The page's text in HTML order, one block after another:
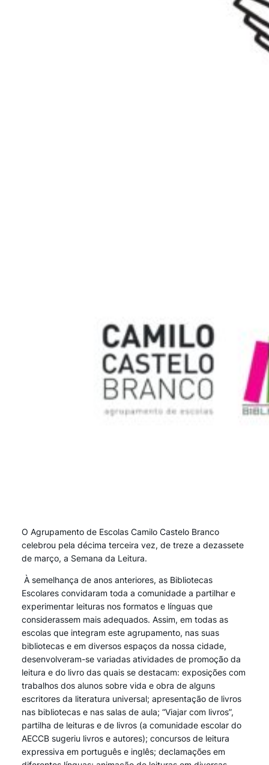
O Agrupamento de Escolas Camilo Castelo Branco
celebrou pela décima terceira vez, de treze a dezassete
de março, a Semana da Leitura.
À semelhança de anos anteriores, as Bibliotecas
Escolares convidaram toda a comunidade a partilhar e
experimentar leituras nos formatos e línguas que
considerassem mais adequados. Assim, em todas as
escolas que integram este agrupamento, nas suas
bibliotecas e em diversos espaços da nossa cidade,
desenvolveram-se variadas atividades de promoção da
leitura e do livro das quais se destacam: exposições com
trabalhos dos alunos sobre vida e obra de alguns
escritores da literatura universal; apresentação de livros
nas bibliotecas e nas salas de aula; “Viajar com livros”,
partilha de leituras e de livros (a comunidade escolar do
AECCB sugeriu livros e autores); concursos de leitura
expressiva em português e inglês; declamações em